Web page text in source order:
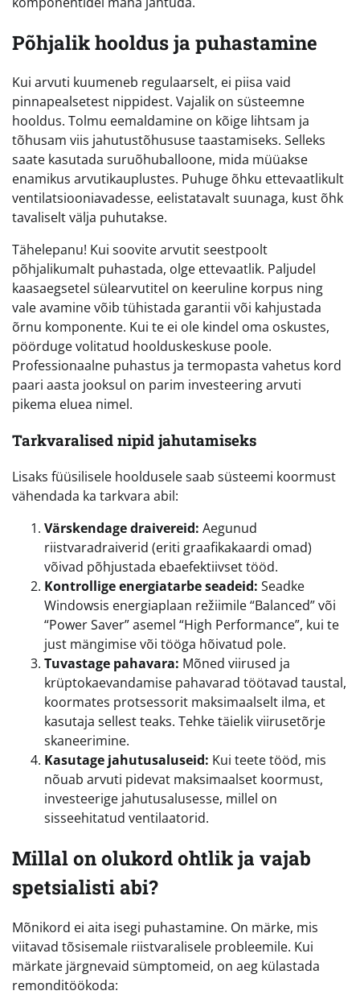
Põhjalik hooldus ja puhastamine
Kui arvuti kuumeneb regulaarselt, ei piisa vaid
pinnapealsetest nippidest. Vajalik on süsteemne
hooldus. Tolmu eemaldamine on kõige lihtsam ja
tõhusam viis jahutustõhususe taastamiseks. Selleks
saate kasutada suruõhuballoone, mida müüakse
enamikus arvutikauplustes. Puhuge õhku ettevaatlikult
ventilatsiooniavadesse, eelistatavalt suunaga, kust õhk
tavaliselt välja puhutakse.
Tähelepanu! Kui soovite arvutit seestpoolt
põhjalikumalt puhastada, olge ettevaatlik. Paljudel
kaasaegsetel sülearvutitel on keeruline korpus ning
vale avamine võib tühistada garantii või kahjustada
õrnu komponente. Kui te ei ole kindel oma oskustes,
pöörduge volitatud hoolduskeskuse poole.
Professionaalne puhastus ja termopasta vahetus kord
paari aasta jooksul on parim investeering arvuti
pikema eluea nimel.
Tarkvaralised nipid jahutamiseks
Lisaks füüsilisele hooldusele saab süsteemi koormust
vähendada ka tarkvara abil:
Värskendage draivereid: Aegunud
riistvaradraiverid (eriti graafikakaardi omad)
võivad põhjustada ebaefektiivset tööd.
Kontrollige energiatarbe seadeid: Seadke
Windowsis energiaplaan režiimile “Balanced” või
“Power Saver” asemel “High Performance”, kui te
just mängimise või tööga hõivatud pole.
Tuvastage pahavara: Mõned viirused ja
krüptokaevandamise pahavarad töötavad taustal,
koormates protsessorit maksimaalselt ilma, et
kasutaja sellest teaks. Tehke täielik viirusetõrje
skaneerimine.
Kasutage jahutusaluseid: Kui teete tööd, mis
nõuab arvuti pidevat maksimaalset koormust,
investeerige jahutusalusesse, millel on
sisseehitatud ventilaatorid.
Millal on olukord ohtlik ja vajab
spetsialisti abi?
Mõnikord ei aita isegi puhastamine. On märke, mis
viitavad tõsisemale riistvaralisele probleemile. Kui
märkate järgnevaid sümptomeid, on aeg külastada
remonditöökoda: